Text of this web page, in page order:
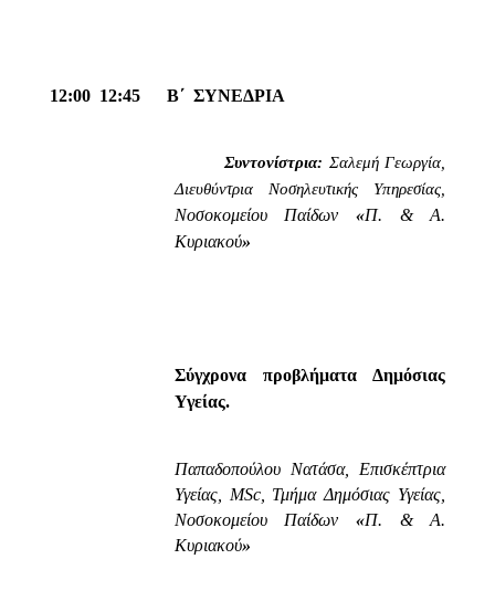
12:00  12:45 Β΄ ΣΥΝΕΔΡΙΑ
Συντονίστρια: Σαλεμή Γεωργία,
Διευθύντρια Νοσηλευτικής Υπηρεσίας,
Νοσοκομείου Παίδων «Π. & Α.
Κυριακού»
Σύγχρονα προβλήματα Δημόσιας
Υγείας.
Παπαδοπούλου Νατάσα, Επισκέπτρια
Υγείας, MSc, Τμήμα Δημόσιας Υγείας,
Νοσοκομείου Παίδων «Π. & Α.
Κυριακού»